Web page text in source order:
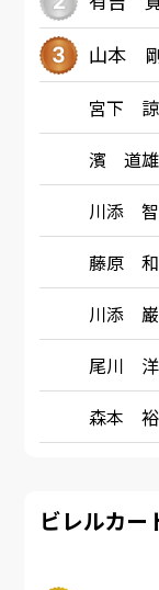
山本
宮下
濱 道
川添
藤原
川添
尾川
森本
ビレルカ